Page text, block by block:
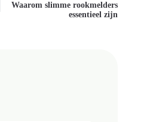
Waarom slimme rookmelders
essentieel zijn